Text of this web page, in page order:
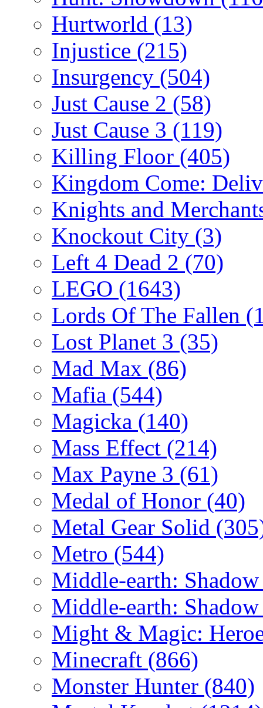
Hurtworld (13)
Injustice (215)
Insurgency (504)
Just Cause 2 (58)
Just Cause 3 (119)
Killing Floor (405)
Kingdom Come:
Knights and
Knockout City (3)
Left 4 Dead 2 (70)
LEGO (1643)
Lords Of The Fallen
Lost Planet 3 (35)
Mad Max (86)
Mafia (544)
Magicka (140)
Mass Effect (214)
Max Payne 3 (61)
Medal of Honor (40)
Metal Gear Solid
Metro (544)
Middle-earth:
Middle-earth:
Might & Magic:
Minecraft (866)
Monster Hunter (840)